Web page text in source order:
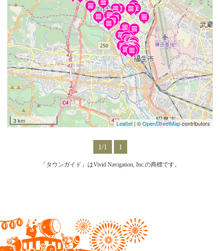
3 km Leaflet| ©OpenStreetMapcontributors
1/1 1
「タウンガイド」はVivid Navigation, Inc.の商標です。